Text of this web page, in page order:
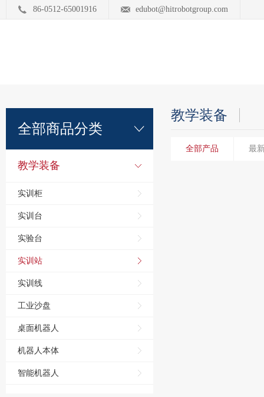
86-0512-65001916 edubot@hitrobotgroup.com
全部商品分类
教学装备
实训柜
实训台
实验台
实训站
实训线
工业沙盘
桌面机器人
机器人本体
智能机器人
教学装备
全部产品 最